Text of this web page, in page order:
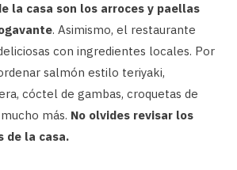
la casa son los arroces y paellas
. Asimismo, el restaurante
con ingredientes locales. Por
salmón estilo teriyaki,
cóctel de gambas, croquetas de
más. No olvides revisar los
de la casa.